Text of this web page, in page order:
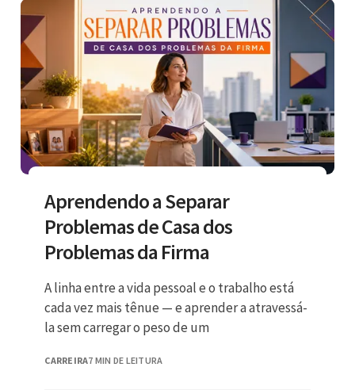
Aprendendo a Separar
Problemas de Casa dos
Problemas da Firma
A linha entre a vida pessoal e o trabalho está
cada vez mais tênue — e aprender a atravessá-
la sem carregar o peso de um
CARREIRA7 MIN DE LEITURA